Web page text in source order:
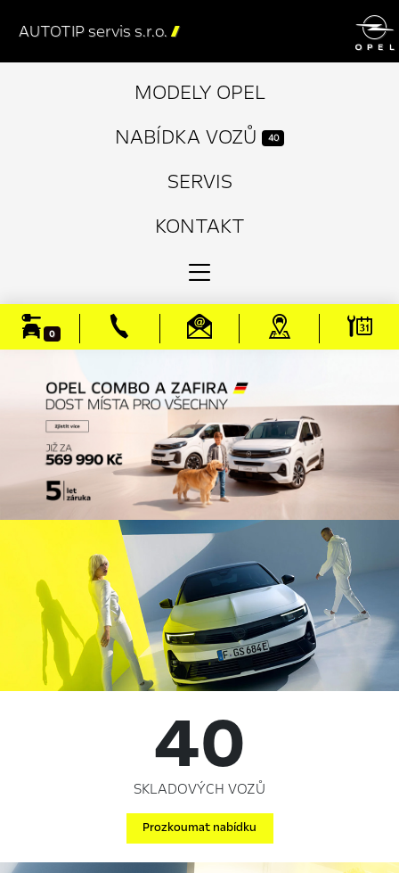

AUTOTIP servis s.r.o. 
MODELY OPEL
NABÍDKA VOZŮ
40
SERVIS
KONTAKT
0
40
SKLADOVÝCH VOZŮ
Prozkoumat nabídku